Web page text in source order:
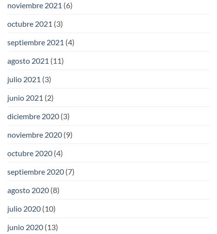
noviembre 2021 (6)
octubre 2021 (3)
septiembre 2021 (4)
agosto 2021 (11)
julio 2021 (3)
junio 2021 (2)
diciembre 2020 (3)
noviembre 2020 (9)
octubre 2020 (4)
septiembre 2020 (7)
agosto 2020 (8)
julio 2020 (10)
junio 2020 (13)